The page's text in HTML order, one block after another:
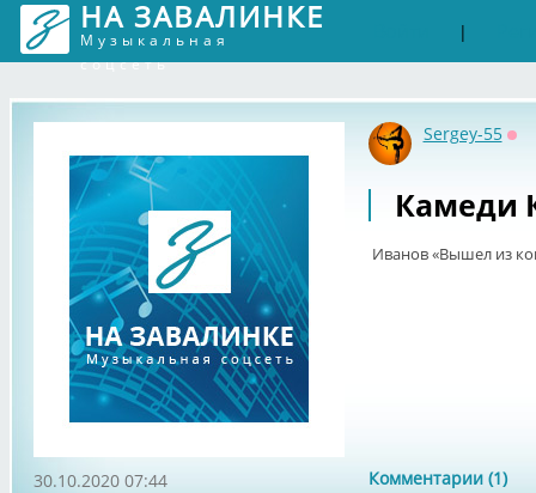
НА ЗАВАЛИНКЕ
Музыкальная
соцсеть
|
Sergey-55
Камеди
Иванов «Вышел из
Комментарии (1)
30.10.2020 07:44